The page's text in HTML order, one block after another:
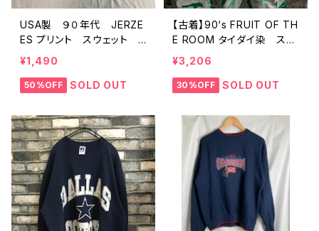
USA製 ９０年代 JERZE
ES プリント スウェット
グレー L
¥1,490
50%OFF SOLD OUT
【古着】90‘s FRUIT OF TH
E ROOM タイダイ染 スウ
ェット
¥3,206
30%OFF SOLD OUT